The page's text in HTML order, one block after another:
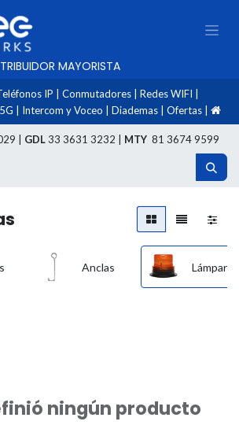
MAYORISTA
IP Conmutadores Redes WIFI
Intercom y Voceo Diademas Ofertas
| GDL33 3631 3232 | MTY 81 3674 9599
Anclas Lámparas
ningún producto